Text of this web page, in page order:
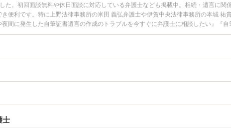
。初回面談無料や休日面談に対応している弁護士なども掲載中。相続・遺言に関
便利です。特に上野法律事務所の米田 義弘弁護士や伊賀中央法律事務所の本城 祐
間に発生した自筆証書遺言の作成のトラブルを今すぐに弁護士に相談したい』『自
筆証書遺言の作成を法律相談できる伊賀市内の弁護士に相談予約したい』などで
士